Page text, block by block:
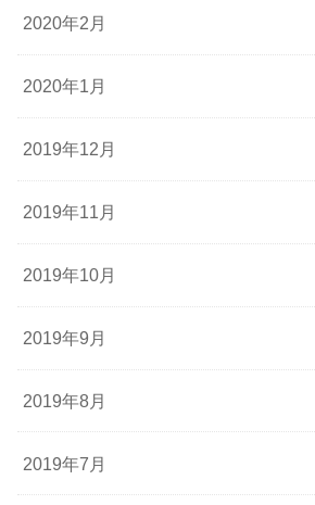
2020年2月
2020年1月
2019年12月
2019年11月
2019年10月
2019年9月
2019年8月
2019年7月